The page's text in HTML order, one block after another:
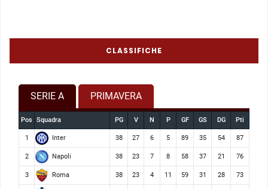
CLASSIFICHE
SERIE A PRIMAVERA
Pos Squadra PG V N P GF GS DG Pti
1 Inter 38 27 6 5 89 35 54 87
2 Napoli 38 23 7 8 58 37 21 76
3 Roma 38 23 4 11 59 31 28 73